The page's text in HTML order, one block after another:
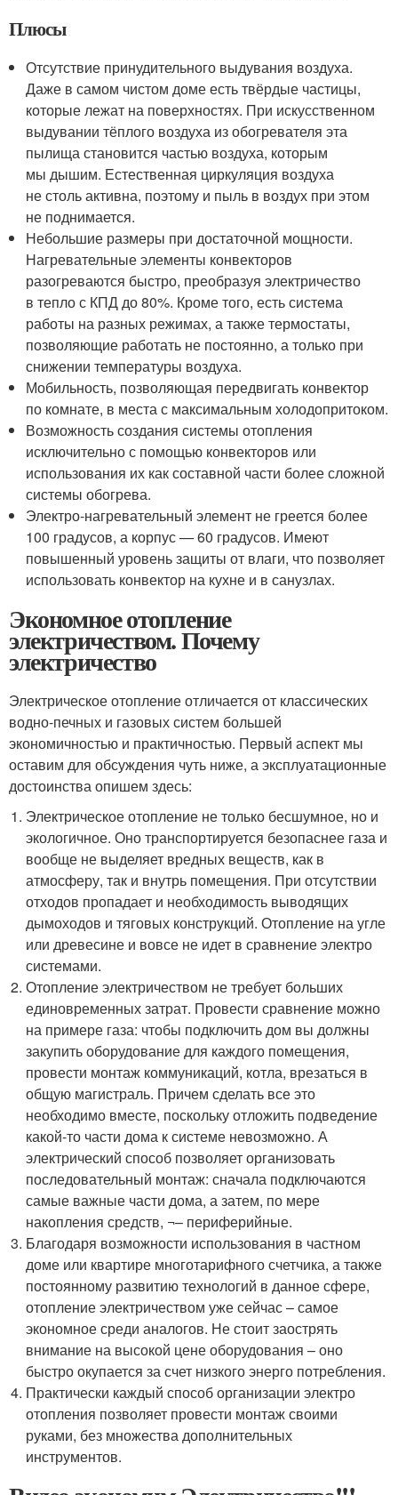
Плюсы
Отсутствие принудительного выдувания воздуха.
Даже в самом чистом доме есть твёрдые частицы,
которые лежат на поверхностях. При искусственном
выдувании тёплого воздуха из обогревателя эта
пылища становится частью воздуха, которым
мы дышим. Естественная циркуляция воздуха
не столь активна, поэтому и пыль в воздух при этом
не поднимается.
Небольшие размеры при достаточной мощности.
Нагревательные элементы конвекторов
разогреваются быстро, преобразуя электричество
в тепло с КПД до 80%. Кроме того, есть система
работы на разных режимах, а также термостаты,
позволяющие работать не постоянно, а только при
снижении температуры воздуха.
Мобильность, позволяющая передвигать конвектор
по комнате, в места с максимальным холодопритоком.
Возможность создания системы отопления
исключительно с помощью конвекторов или
использования их как составной части более сложной
системы обогрева.
Электро-нагревательный элемент не греется более
100 градусов, а корпус — 60 градусов. Имеют
повышенный уровень защиты от влаги, что позволяет
использовать конвектор на кухне и в санузлах.
Экономное отопление
электричеством. Почему
электричество
Электрическое отопление отличается от классических
водно-печных и газовых систем большей
экономичностью и практичностью. Первый аспект мы
оставим для обсуждения чуть ниже, а эксплуатационные
достоинства опишем здесь:
Электрическое отопление не только бесшумное, но и
экологичное. Оно транспортируется безопаснее газа и
вообще не выделяет вредных веществ, как в
атмосферу, так и внутрь помещения. При отсутствии
отходов пропадает и необходимость выводящих
дымоходов и тяговых конструкций. Отопление на угле
или древесине и вовсе не идет в сравнение электро
системами.
Отопление электричеством не требует больших
единовременных затрат. Провести сравнение можно
на примере газа: чтобы подключить дом вы должны
закупить оборудование для каждого помещения,
провести монтаж коммуникаций, котла, врезаться в
общую магистраль. Причем сделать все это
необходимо вместе, поскольку отложить подведение
какой-то части дома к системе невозможно. А
электрический способ позволяет организовать
последовательный монтаж: сначала подключаются
самые важные части дома, а затем, по мере
накопления средств, ¬– периферийные.
Благодаря возможности использования в частном
доме или квартире многотарифного счетчика, а также
постоянному развитию технологий в данное сфере,
отопление электричеством уже сейчас – самое
экономное среди аналогов. Не стоит заострять
внимание на высокой цене оборудования – оно
быстро окупается за счет низкого энерго потребления.
Практически каждый способ организации электро
отопления позволяет провести монтаж своими
руками, без множества дополнительных
инструментов.